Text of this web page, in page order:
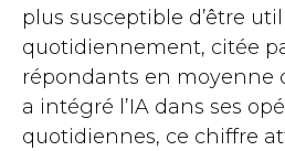
plus susceptible d’être
quotidiennement, citée
répondants en moyenne
a intégré l’IA dans ses
quotidiennes, ce chiffre